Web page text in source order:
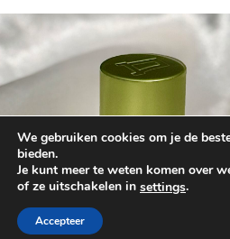
Mijn review
We gebruiken cookies om je de
bieden.
Je kunt meer te weten komen over
of ze uitschakelen in settings.
Accepteer